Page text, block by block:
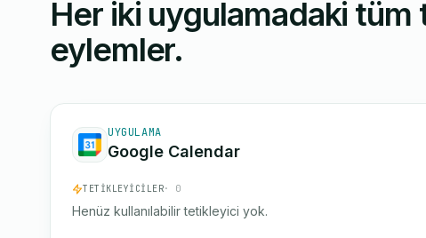
Her iki uygulamadaki
eylemler.
UYGULAMA
Google Calendar
TETIKLEYICILER· 0
Henüz kullanılabilir tetikleyici yok.